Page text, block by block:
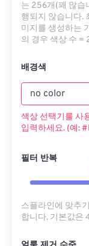
는 256개(꽤 많습
행되지 않습니다.
미지를 생성하는
의 경우 색상 수 =
배경색
색상 선택기를 사
입력하세요. (예:
필터 반복
스플라인에 맞추
합니다. 기본값은